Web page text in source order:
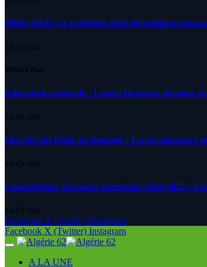
MDN-ANP: Le président de la République
4 AOÛT 2026
What's Hot
Education nationale : Louisa Hanoune dénonce
7 AOÛT 2026
Marché des fruits est légumes : Les producteurs
6 AOÛT 2026
Compétitions africaines interclubs 2026-2027 :
6 AOÛT 2026
Facebook X (Twitter) Instagram
Facebook X (Twitter) Instagram
A LA UNE